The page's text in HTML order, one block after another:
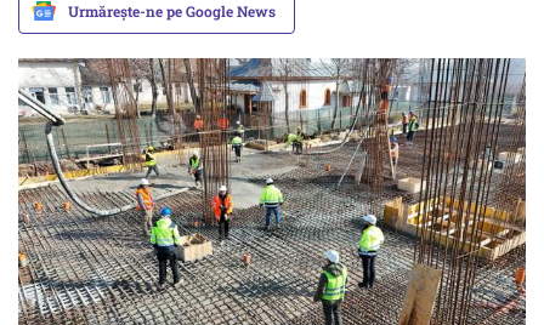
Urmărește-ne pe Google News